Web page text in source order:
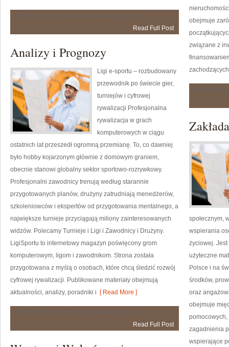
Read Full Post
obejmuje
związane z
Analizy i Prognozy
Ligi e-sportu – rozbudowany
przewodnik po świecie gier,
turniejów i cyfrowej
rywalizacji Profesjonalna
rywalizacja w grach
komputerowych w ciągu
ostatnich lat przeszedł ogromną przemianę. To, co dawniej
było hobby kojarzonym głównie z domowym graniem,
obecnie stanowi globalny sektor sportowo-rozrywkowy.
Profesjonalni zawodnicy trenują według starannie
przygotowanych planów, drużyny zatrudniają menedżerów,
szkoleniowców i ekspertów od przygotowania mentalnego, a
największe turnieje przyciągają miliony zainteresowanych
widzów. Polecamy Turnieje i Ligi i Zawodnicy i Drużyny.
LigiSportu to internetowy magazyn poświęcony grom
komputerowym, ligom i zawodnikom. Strona została
przygotowana z myślą o osobach, które chcą śledzić rozwój
cyfrowej rywalizacji. Publikowane materiały obejmują
aktualności, analizy, poradniki i [ Read More ]
Read Full Post
społecznym,
wspierania
życiowej.
użyteczne
Polsce i na
środków,
oraz
obejmuje
zagadnienia
wspierające